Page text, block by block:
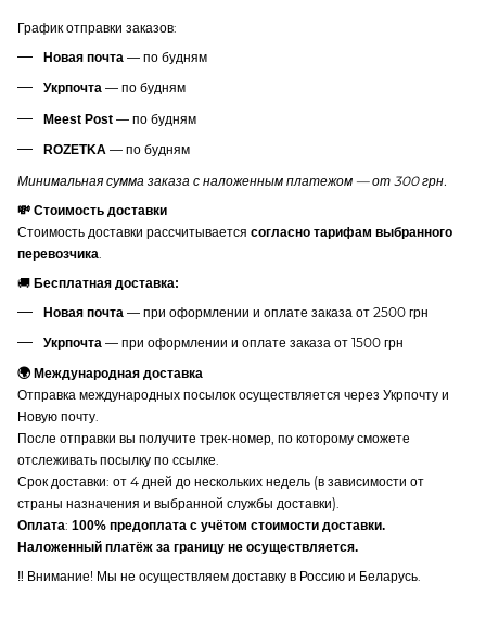
График отправки заказов:
Новая почта — по будням
Укрпочта — по будням
Meest Post — по будням
ROZETKA — по будням
Минимальная сумма заказа с наложенным платежом — от 300 грн.
💸 Стоимость доставки
Стоимость доставки рассчитывается согласно тарифам выбранного
перевозчика
🚚 Бесплатная доставка:
Новая почта — при оформлении и оплате заказа от 2500 грн
Укрпочта — при оформлении и оплате заказа от 1500 грн
🌍 Международная доставка
Отправка международных посылок осуществляется через Укрпочту и
Новую почту.
После отправки вы получите трек-номер, по которому сможете
отслеживать посылку по ссылке.
Срок доставки: от 4 дней до нескольких недель (в зависимости от
страны назначения и выбранной службы доставки).
Оплата: 100% предоплата с учётом стоимости доставки.
Наложенный платёж за границу не осуществляется.
‼️ Внимание! Мы не осуществляем доставку в Россию и Беларусь.